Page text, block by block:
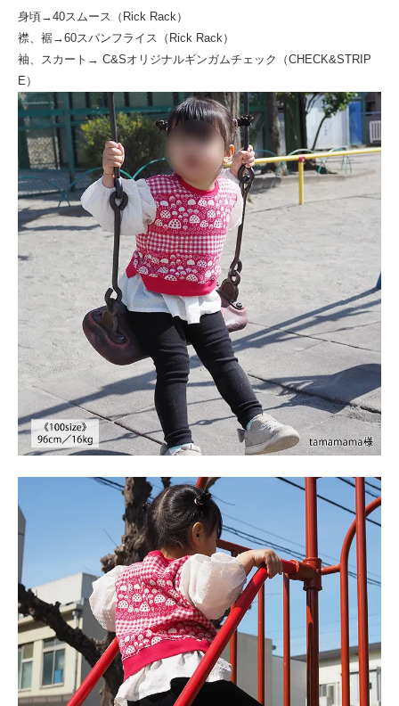
身頃→40スムース（Rick Rack）
襟、裾→60スパンフライス（Rick Rack）
袖、スカート→ C&Sオリジナルギンガムチェック（CHECK&STRIP
E）